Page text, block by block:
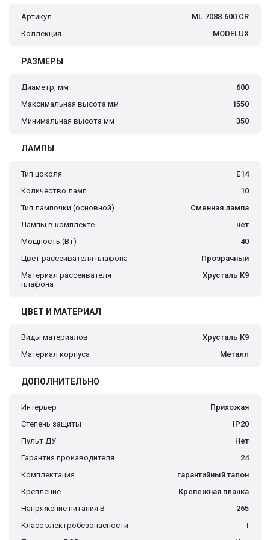
Артикул
ML.7088.600 CR
Коллекция
MODELUX
РАЗМЕРЫ
Диаметр, мм
600
Максимальная высота мм
1550
Минимальная высота мм
350
ЛАМПЫ
Тип цоколя
Е14
Количество ламп
10
Тип лампочки (основной)
Сменная лампа
Лампы в комплекте
нет
Мощность (Вт)
40
Цвет рассеивателя плафона
Прозрачный
Материал рассеивателя
плафона
Хрусталь К9
ЦВЕТ И МАТЕРИАЛ
Виды материалов
Хрусталь К9
Материал корпуса
Металл
ДОПОЛНИТЕЛЬНО
Интерьер
Прихожая
Степень защиты
IP20
Пульт ДУ
Нет
Гарантия производителя
24
Комплектация
гарантийный талон
Крепление
Крепежная планка
Напряжение питания В
265
Класс электробезопасности
I